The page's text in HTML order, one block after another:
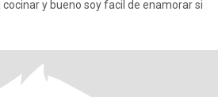
y bueno soy facil de enamorar si